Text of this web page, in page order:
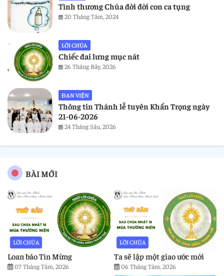
Tình thương Chúa đời đời con ca tụng
20 Tháng Tám, 2024
LỜI CHÚA
Chiếc đai lưng mục nát
26 Tháng Bảy, 2026
ĐAN VIỆN
Thông tin Thánh lễ tuyên Khấn Trọng ngày
21-06-2026
24 Tháng Sáu, 2026
BÀI MỚI
LỜI CHÚA
Loan báo Tin Mừng
07 Tháng Tám, 2026
LỜI CHÚA
Ta sẽ lập một giao ước mới
06 Tháng Tám, 2026